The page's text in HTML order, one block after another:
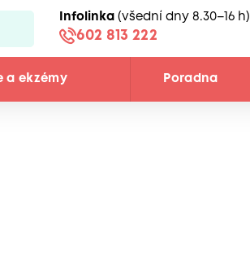
Infolinka (všední dny 8.30–16 h)
602 813 222
a ekzémy Poradna